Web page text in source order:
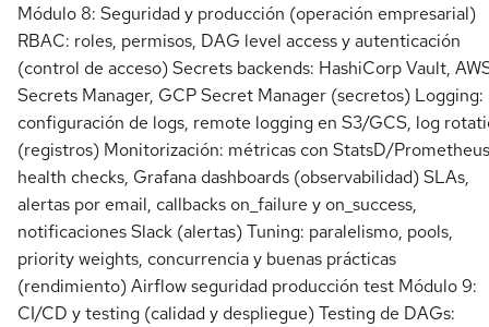
Módulo 8: Seguridad y producción (operación empresarial)
RBAC: roles, permisos, DAG level access y autenticación
(control de acceso) Secrets backends: HashiCorp Vault,
Secrets Manager, GCP Secret Manager (secretos) Logging:
configuración de logs, remote logging en S3/GCS, log
(registros) Monitorización: métricas con StatsD/
health checks, Grafana dashboards (observabilidad) SLAs,
alertas por email, callbacks on_failure y on_success,
notificaciones Slack (alertas) Tuning: paralelismo, pools,
priority weights, concurrencia y buenas prácticas
(rendimiento) Airflow seguridad producción test Módulo 9:
CI/CD y testing (calidad y despliegue) Testing de DAGs: